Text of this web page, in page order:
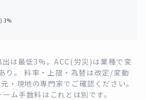
3%
は最低3%。ACC(労災)は業種で変
り。 料率・上限・為替は改定/変動
・現地の専門家でご確認ください。
ム手数料はこれとは別です。